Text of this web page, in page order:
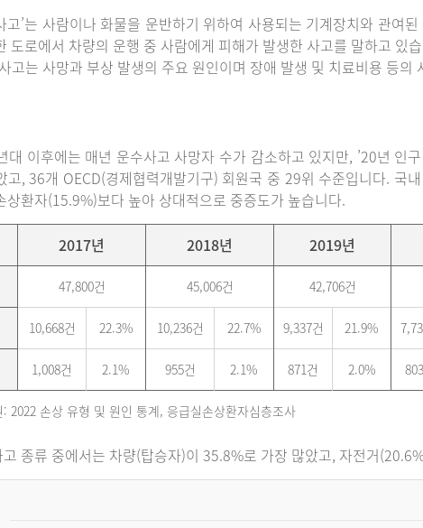
고’는 사람이나 화물을 운반하기 위하여 사용되는 기계장치와 관여
도로에서 차량의 운행 중 사람에게 피해가 발생한 사고를 말하고 있
고는 사망과 부상 발생의 주요 원인이며 장애 발생 및 치료비용 등의
대 이후에는 매년 운수사고 사망자 수가 감소하고 있지만, ’20년 인
고, 36개 OECD(경제협력개발기구) 회원국 중 29위 수준입니다. 국
상환자(15.9%)보다 높아 상대적으로 중증도가 높습니다.
2017년 2018년 2019년
47,800건 45,006건 42,706건
10,668건 22.3% 10,236건 22.7% 9,337건 21.9%
1,008건 2.1% 955건 2.1% 871건 2.0%
2022 손상 유형 및 원인 통계, 응급실손상환자심층조사
종류 중에서는 차량(탑승자)이 35.8%로 가장 많았고, 자전거